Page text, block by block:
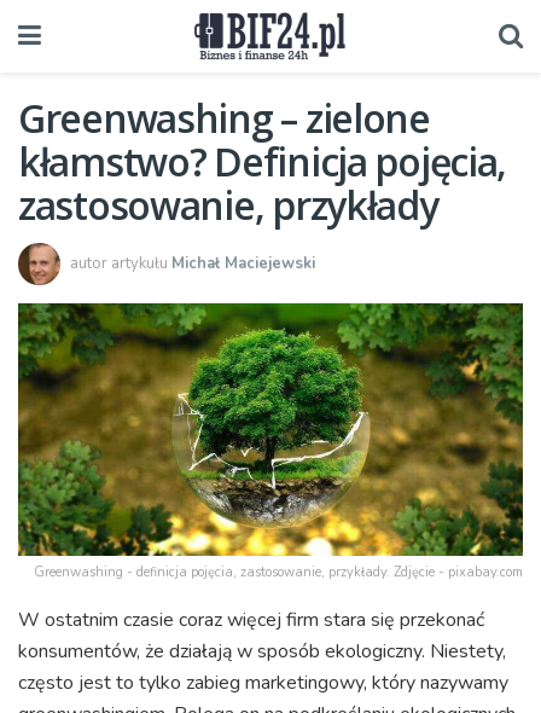
Greenwashing – zielone
kłamstwo? Definicja pojęcia,
zastosowanie, przykłady
autor artykułu Michał Maciejewski
Greenwashing - definicja pojęcia, zastosowanie, przykłady. Zdjęcie - pixabay.com
W ostatnim czasie coraz więcej firm stara się przekonać
konsumentów, że działają w sposób ekologiczny. Niestety,
często jest to tylko zabieg marketingowy, który nazywamy